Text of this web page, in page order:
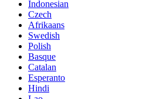
Indonesian
Czech
Afrikaans
Swedish
Polish
Basque
Catalan
Esperanto
Hindi